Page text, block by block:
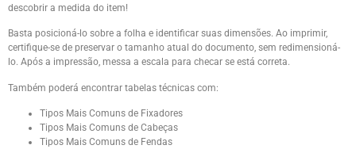
descobrir a medida do item!
Basta posicioná-lo sobre a folha e identificar suas dimensões. Ao imprimir,
certifique-se de preservar o tamanho atual do documento, sem redimensioná-
lo. Após a impressão, messa a escala para checar se está correta.
Também poderá encontrar tabelas técnicas com:
Tipos Mais Comuns de Fixadores
Tipos Mais Comuns de Cabeças
Tipos Mais Comuns de Fendas